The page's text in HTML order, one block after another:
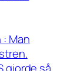
Man